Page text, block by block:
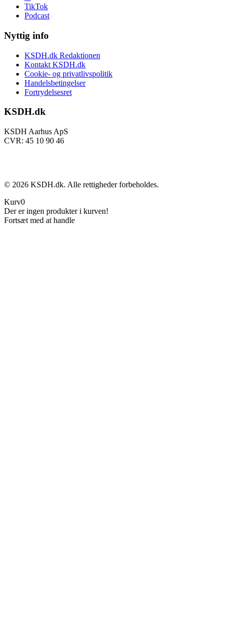
TikTok
Podcast
Nyttig info
KSDH.dk Redaktionen
Kontakt KSDH.dk
Cookie- og privatlivspolitik
Handelsbetingelser
Fortrydelsesret
KSDH.dk
KSDH Aarhus ApS
CVR: 45 10 90 46
© 2026 KSDH.dk. Alle rettigheder forbeholdes.
Kurv0
Der er ingen produkter i kurven!
Fortsæt med at handle